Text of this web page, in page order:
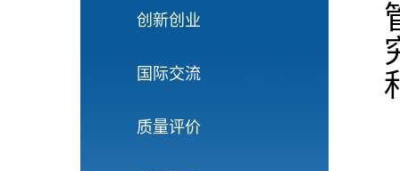
创新创业
国际交流
质量评价